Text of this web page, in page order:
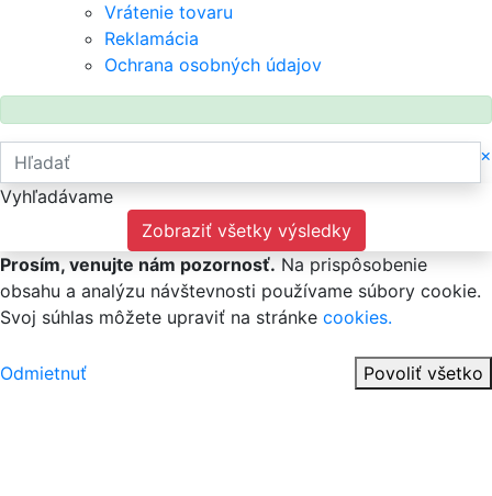
Vrátenie tovaru
Reklamácia
Ochrana osobných údajov
×
Vyhľadávame
Zobraziť všetky výsledky
Prosím, venujte nám pozornosť. Na prispôsobenie
obsahu a analýzu návštevnosti používame súbory cookie.
Svoj súhlas môžete upraviť na stránke cookies.
Odmietnuť Povoliť všetko